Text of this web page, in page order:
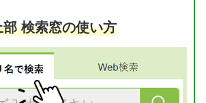
検索窓の使い方